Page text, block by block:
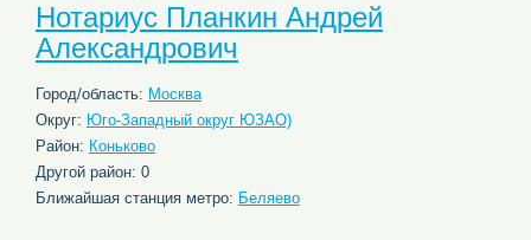
Нотариус Планкин Андрей
Александрович
Город/область: Москва
Округ: Юго-Западный округ ЮЗАО)
Район: Коньково
Другой район: 0
Ближайшая станция метро: Беляево